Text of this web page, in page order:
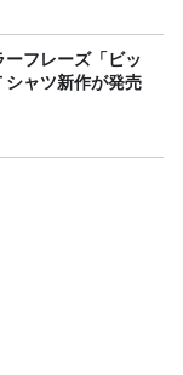
ーフレーズ「ビッ
シャツ新作が発売